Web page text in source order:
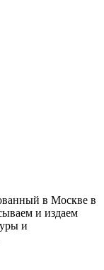
в Москве в
и издаем
и